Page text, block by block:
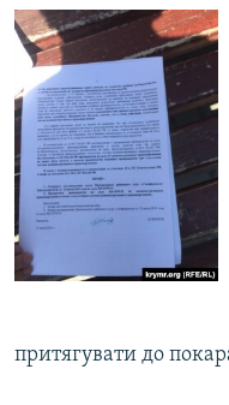
притягувати до